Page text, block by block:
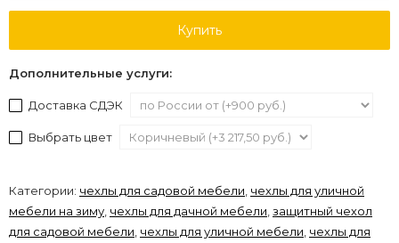
Купить
Дополнительные услуги:
Доставка СДЭК
Выбрать цвет
Категории: чехлы для садовой мебели чехлы для уличной
мебели на зиму чехлы для дачной мебели защитный чехол
для садовой мебели чехлы для уличной мебели чехлы для